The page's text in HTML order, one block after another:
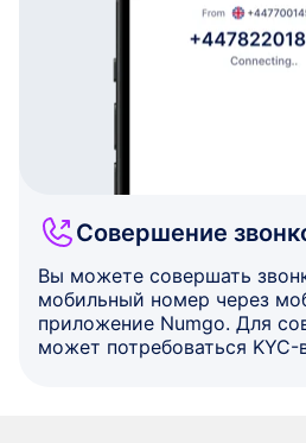
Совершение
Вы можете совершать
мобильный номер через
приложение Numgo. Для
может потребоваться